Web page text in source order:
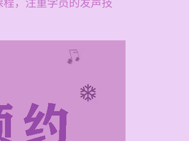
，注重学员的发声技